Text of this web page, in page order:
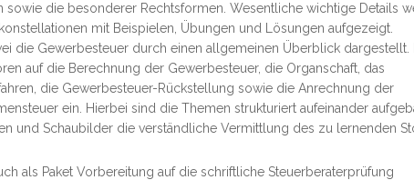
sowie die besonderer Rechtsformen. Wesentliche wichtige Details
mit Beispielen, Übungen und Lösungen aufgezeigt.
die Gewerbesteuer durch einen allgemeinen Überblick dargestellt.
auf die Berechnung der Gewerbesteuer, die Organschaft, das
die Gewerbesteuer-Rückstellung sowie die Anrechnung der
ein. Hierbei sind die Themen strukturiert aufeinander
und Schaubilder die verständliche Vermittlung des zu lernenden
als Paket Vorbereitung auf die schriftliche Steuerberaterprüfung